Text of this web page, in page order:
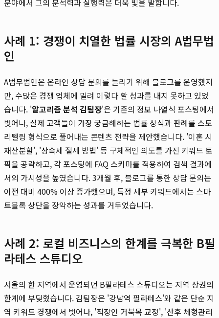
사례 1: 경쟁이 치열한 법률 시장의 A법무법
인
A법무법인은 온라인 상담 문의를 늘리기 위해 블로그를 운영했지
만, 수많은 경쟁 업체에 밀려 이렇다 할 성과를 내지 못하고 있었
습니다. '알고리즘 분석 김팀장'은 기존의 정보 나열식 포스팅에서
벗어나, 실제 고객들이 가장 궁금해하는 법률 상식과 판례를 스토
리텔링 형식으로 풀어내는 콘텐츠 전략을 제안했습니다. '이혼 시
재산분할', '상속세 절세 방법' 등 구체적인 의도를 가진 키워드 토
픽을 공략하고, 각 포스팅에 FAQ 스키마를 적용하여 검색 결과에
서의 가시성을 높였습니다. 3개월 후, 블로그를 통한 상담 문의는
이전 대비 400% 이상 증가했으며, 특정 세부 키워드에서는 스마
트블록 상단을 장악하는 성과를 거두었습니다.
사례 2: 로컬 비즈니스의 한계를 극복한 B필
라테스 스튜디오
서울의 한 지역에서 운영되던 B필라테스 스튜디오는 지역 상권의
한계에 부딪혔습니다. 김팀장은 '강남역 필라테스'와 같은 단순 지
역 키워드 경쟁에서 벗어나, '직장인 거북목 교정', '산후 체형관리